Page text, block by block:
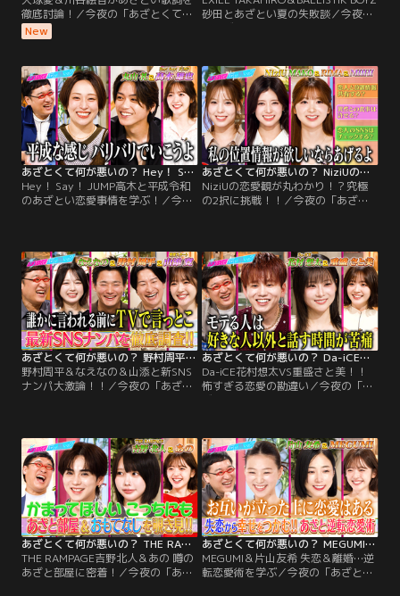
徹底討論！／今夜の「あざとくて何
が悪いの？」は大塚愛と川谷絵音が
登場！川谷持ち込み企画第3弾 恋愛
愛観を徹底討論！◇あいみょん「マ
リーゴールド」にスタジオ一同、そ
れぞれ異なる解釈が！？◇大塚・川
谷・鈴木愛理が恋をした時に聴く曲
◇「その当時好きだった人へのラブ
レター」
New
砂田とあざとい夏の失敗談／今夜の
「あざとくて何が悪いの？」は、
の共演に砂田ド緊張！？ 全部夏のせ
い…あざとい夏の失敗談 TAKAHIRO
先生の夏のお悩み相談…。
あざとくて何が悪いの？ Hey！ Say！ JUMP高木と平成令和のあざとい恋愛事情を学ぶ！（2026/07/16放送分）
Hey！ Say！ JUMP高木と平成令和
のあざとい恋愛事情を学ぶ！／今夜
尾慧と八乙女光が語る、高木の「自
然体であざとい」素顔とは？ 盛り盛
りがブーム！平成のモテヘアスタイ
ル 清潔感が最重要！
あざとくて何が悪いの？ NiziUの恋愛観が丸わかり！？究極の2択に挑戦！！（2026/07/09放送分）
NiziUの恋愛観が丸わかり！？究極
の2択に挑戦！！／今夜の「あざと
場！！理想の“夏デート”「ドライブ
をしながら○○を観て…」 MIIHIの
天然っぷり満載プランとは？ ◇恋愛
観を深掘りする究極の2択チャレン
ジ！
あざとくて何が悪いの？ 野村周平＆なえなの＆山添と新SNSナンパ大激論！！（2026/07/02放送分）
野村周平＆なえなの＆山添と新SNS
ナンパ大激論！！／今夜の「あざと
ィープに大激論！「全部言います」
野村が実際にDMを送った超大物芸
能人を激白！？さらに！SNSのメッ
セージ機能を駆使した出会いで“イ
ケナイ恋”に発展！？
あざとくて何が悪いの？ Da-iCE花村想太VS重盛さと美！！ 怖すぎる恋愛の勘違い（2026/06/25放送分）
Da-iCE花村想太VS重盛さと美！！
怖すぎる恋愛の勘違い／今夜の「あ
ざとくて何が悪いの？」はDa-iCE花
る男女の恐ろしい視点の違いを徹底
検証！CASE1「好き」って完全な勘
違いでまさかの大恥！？学生の先
輩・後輩の事件簿 CASE2帰りのタク
シーで気になる人と2人きり！
あざとくて何が悪いの？ THE RAMPAGE吉野北人＆あの 噂のあざと部屋に密着！（2026/06/18放送分）
THE RAMPAGE吉野北人＆あの 噂の
あざと部屋に密着！／今夜の「あざ
あざとくて何が悪いの？ MEGUMI＆片山友希 失恋＆離婚…逆転恋愛術を学ぶ（2026/06/11放送分）
MEGUMI＆片山友希 失恋＆離婚…逆
転恋愛術を学ぶ／今夜の「あざとく